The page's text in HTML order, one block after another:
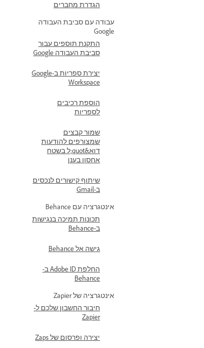
הגדרת מחברים
עבודה עם סביבת העבודה
Google
התקנת תוספים עבור
סביבת העבודה Google
יצירת ספריות ב-Google
Workspace
הוספת רכיבים
לספריות
שמור קבצים
שמצורפים להודעות
דוא&quot;ל בשטח
אחסון בענן
שיתוף קישורים לנכסים
ב-Gmail
אינטגרציה עם Behance
תכונות תמיכה בנגישות
ב-Behance
גישה אל Behance
החלפת Adobe ID ב-
Behance
אינטגרציה של Zapier
חיבור החשבון שלכם ל-
Zapier
יצירה ופרסום של Zaps